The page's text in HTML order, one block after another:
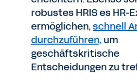
robustes HRIS es HR-
ermöglichen,schnell
durchzuführen, um
geschäftskritische
Entscheidungen zu